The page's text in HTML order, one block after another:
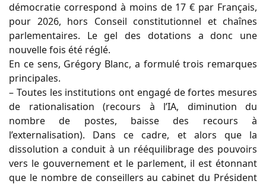
démocratie correspond à moins de 17 € par Français,
pour 2026, hors Conseil constitutionnel et chaînes
parlementaires. Le gel des dotations a donc une
nouvelle fois été réglé.
En ce sens, Grégory Blanc, a formulé trois remarques
principales.
– Toutes les institutions ont engagé de fortes mesures
de rationalisation (recours à l’IA, diminution du
nombre de postes, baisse des recours à
l’externalisation). Dans ce cadre, et alors que la
dissolution a conduit à un rééquilibrage des pouvoirs
vers le gouvernement et le parlement, il est étonnant
que le nombre de conseillers au cabinet du Président